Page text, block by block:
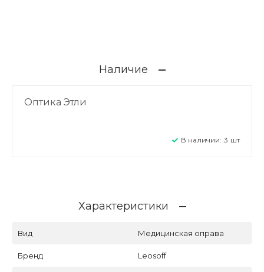
Наличие
Оптика Этли
В наличии: 3 шт
Характеристики
Вид Медицинская оправа
Бренд Leosoff